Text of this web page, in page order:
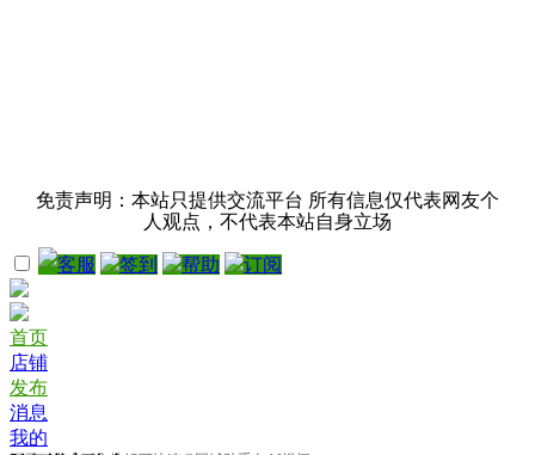
免责声明：本站只提供交流平台 所有信息仅代表网友个
人观点，不代表本站自身立场
客服 签到 帮助 订阅
首页
店铺
发布
消息
我的